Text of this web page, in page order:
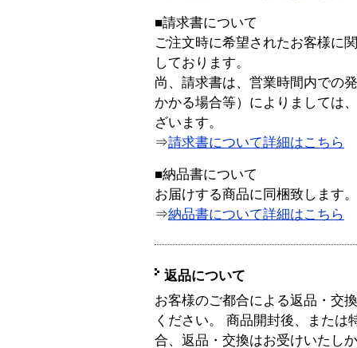
■請求書について
ご注文時に希望されたお客様に
しております。
尚、請求書は、営業時間内での
かかる場合等）によりましては
ざいます。
⇒請求書について詳細はこちら
■納品書について
お届けする商品に同梱致します。
⇒納品書について詳細はこちら
返品について
お客様のご都合による返品・交
ください。 商品開封後、または
合、返品・交換はお受けいたし